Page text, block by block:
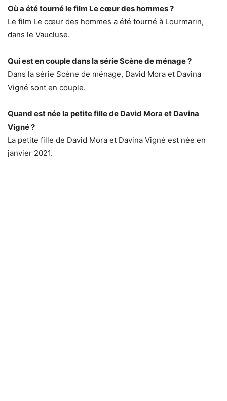
Où a été tourné le film Le cœur des hommes ?
Le film Le cœur des hommes a été tourné à Lourmarin,
dans le Vaucluse.
Qui est en couple dans la série Scène de ménage ?
Dans la série Scène de ménage, David Mora et Davina
Vigné sont en couple.
Quand est née la petite fille de David Mora et Davina
Vigné ?
La petite fille de David Mora et Davina Vigné est née en
janvier 2021.